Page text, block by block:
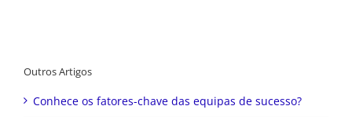
Outros Artigos
Conhece os fatores-chave das equipas de sucesso?